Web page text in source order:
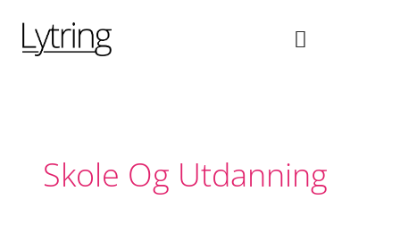
Skole Og Utdanning